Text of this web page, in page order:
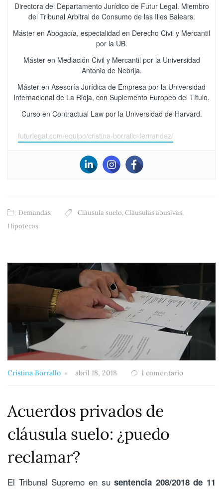
Directora del Departamento Jurídico de Futur Legal. Miembro
del Tribunal Arbitral de Consumo de las Illes Balears.
Máster en Abogacía, especialidad en Derecho Civil y Mercantil
por la UB.
Máster en Mediación Civil y Mercantil por la Universidad
Antonio de Nebrija.
Máster en Asesoría Jurídica de Empresa por la Universidad
Internacional de La Rioja, con Suplemento Europeo del Título.
Curso en Contractual Law por la Universidad de Harvard.
futurlegal.com/equipo/cristina-borrallo-fernandez/
Demandas Cláusula suelo,Cláusulas abusivas,
Hipotecas
Cristina Borrallo abril 18, 2018 1 comentario
Acuerdos privados de
cláusula suelo: ¿puedo
reclamar?
El Tribunal Supremo en susentencia 208/2018 de 11